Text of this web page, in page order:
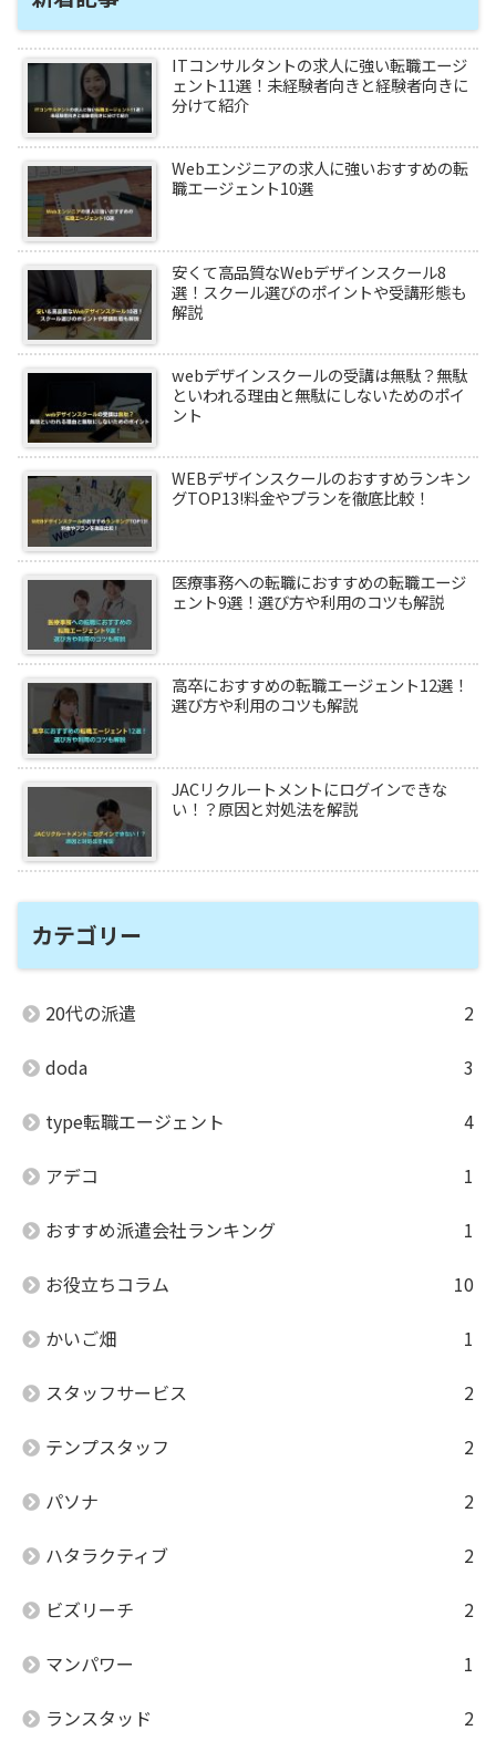
ITコンサルタントの求人に強い転職エージ
ェント11選！未経験者向きと経験者向きに
分けて紹介
Webエンジニアの求人に強いおすすめの転
職エージェント10選
安くて高品質なWebデザインスクール8
選！スクール選びのポイントや受講形態も
解説
webデザインスクールの受講は無駄？無駄
といわれる理由と無駄にしないためのポイ
ント
WEBデザインスクールのおすすめランキン
グTOP13!料金やプランを徹底比較！
医療事務への転職におすすめの転職エージ
ェント9選！選び方や利用のコツも解説
高卒におすすめの転職エージェント12選！
選び方や利用のコツも解説
JACリクルートメントにログインできな
い！？原因と対処法を解説
カテゴリー
20代の派遣 2
doda 3
type転職エージェント 4
アデコ 1
おすすめ派遣会社ランキング 1
お役立ちコラム 10
かいご畑 1
スタッフサービス 2
テンプスタッフ 2
パソナ 2
ハタラクティブ 2
ビズリーチ 2
マンパワー 1
ランスタッド 2